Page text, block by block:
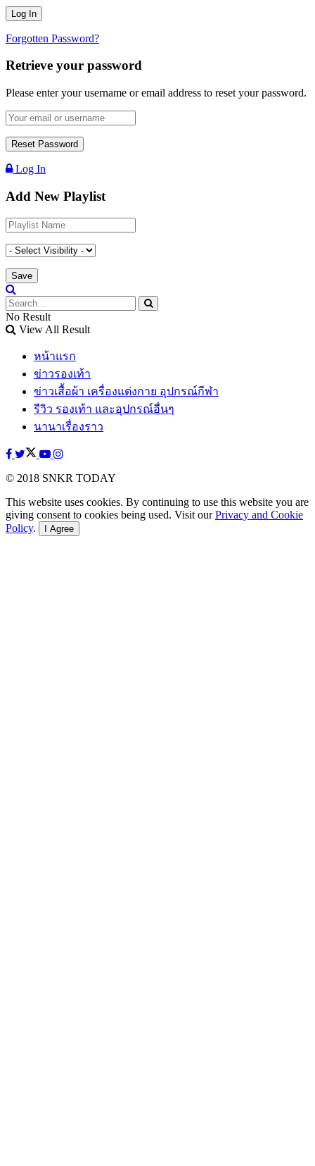
Forgotten Password?
Retrieve your password
Please enter your username or email address to reset your password.
Log In
Add New Playlist
No Result
View All Result
หน้าแรก
ข่าวรองเท้า
ข่าวเสื้อผ้า เครื่องแต่งกาย อุปกรณ์กีฬา
รีวิว รองเท้า และอุปกรณ์อื่นๆ
นานาเรื่องราว
© 2018 SNKR TODAY
This website uses cookies. By continuing to use this website you are
giving consent to cookies being used. Visit ourPrivacy and Cookie
Policy. I Agree